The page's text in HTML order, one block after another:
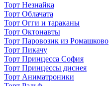
Торт Незнайка
Торт Облачата
Торт Огги и тараканы
Торт Октонавты
Торт Паровозик из Ромашково
Торт Пикачу
Торт Принцесса София
Торт Принцессы диснея
Торт Аниматроники